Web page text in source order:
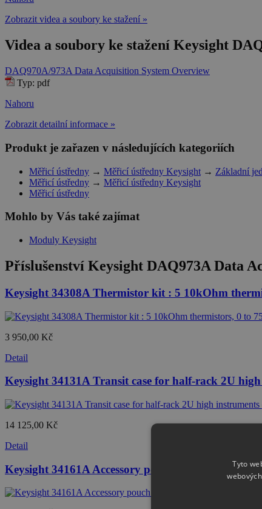
Zobrazit videa a soubory ke stažení »
Videa a soubory ke stažení Keysight
DAQ970A/973A Data Acquisition System Overview
Typ: pdf
Nahoru
Zobrazit detailní informace »
Produkt je zařazen v následujících kategoriích
Měřicí ústředny → Měřicí ústředny Keysight → Základní
Měřicí ústředny → Měřicí ústředny Keysight
Měřicí ústředny
Mohlo by Vás také zajímat
Moduly Keysight
Příslušenství Keysight DAQ973A Data
Keysight 34308A Thermistor kit : 5 10kOhm
3 950,00 Kč
Detail
Keysight 34131A Transit case for half-rack 2U
14 125,00 Kč
Detail
Keysight 34161A Accessory pouch for 34401A,Tyto